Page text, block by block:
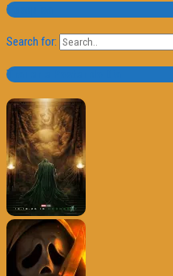
Pesquisa
Search for:
Trailer e Poster do Dia